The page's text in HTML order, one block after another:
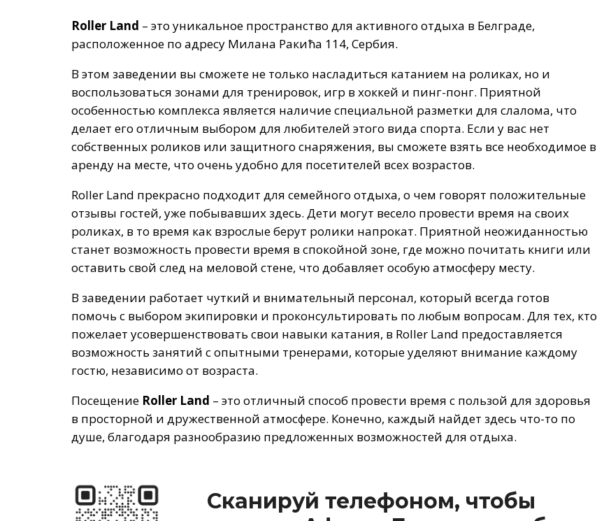
Roller Land – это уникальное пространство для активного отдыха в Белграде,
расположенное по адресу Милана Ракића 114, Сербия.
В этом заведении вы сможете не только насладиться катанием на роликах, но и
воспользоваться зонами для тренировок, игр в хоккей и пинг-понг. Приятной
особенностью комплекса является наличие специальной разметки для слалома, что
делает его отличным выбором для любителей этого вида спорта. Если у вас нет
собственных роликов или защитного снаряжения, вы сможете взять все необходимое в
аренду на месте, что очень удобно для посетителей всех возрастов.
Roller Land прекрасно подходит для семейного отдыха, о чем говорят положительные
отзывы гостей, уже побывавших здесь. Дети могут весело провести время на своих
роликах, в то время как взрослые берут ролики напрокат. Приятной неожиданностью
станет возможность провести время в спокойной зоне, где можно почитать книги или
оставить свой след на меловой стене, что добавляет особую атмосферу месту.
В заведении работает чуткий и внимательный персонал, который всегда готов
помочь с выбором экипировки и проконсультировать по любым вопросам. Для тех, кто
пожелает усовершенствовать свои навыки катания, в Roller Land предоставляется
возможность занятий с опытными тренерами, которые уделяют внимание каждому
гостю, независимо от возраста.
Посещение Roller Land – это отличный способ провести время с пользой для здоровья
в просторной и дружественной атмосфере. Конечно, каждый найдет здесь что-то по
душе, благодаря разнообразию предложенных возможностей для отдыха.
Сканируй телефоном, чтобы